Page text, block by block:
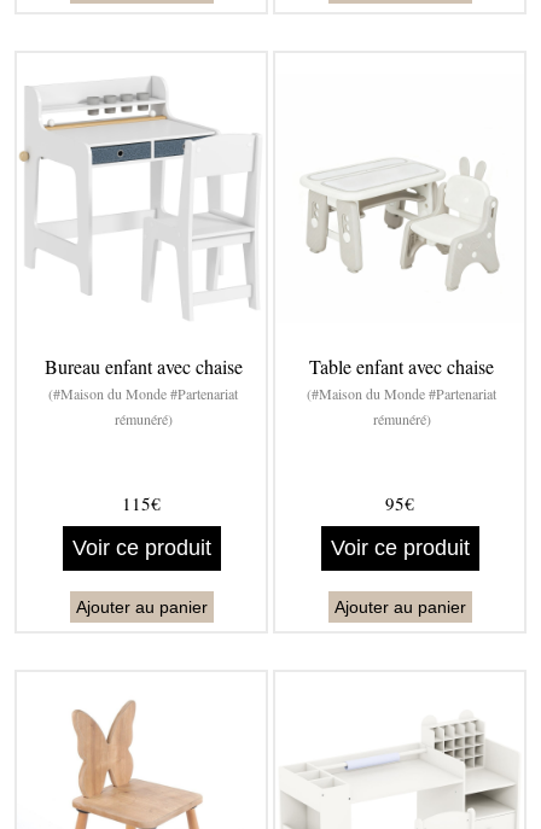
Bureau enfant avec chaise
(#Maison du Monde #Partenariat
rémunéré)
115€
Voir ce produit
Ajouter au panier
Table enfant avec chaise
(#Maison du Monde #Partenariat
rémunéré)
95€
Voir ce produit
Ajouter au panier